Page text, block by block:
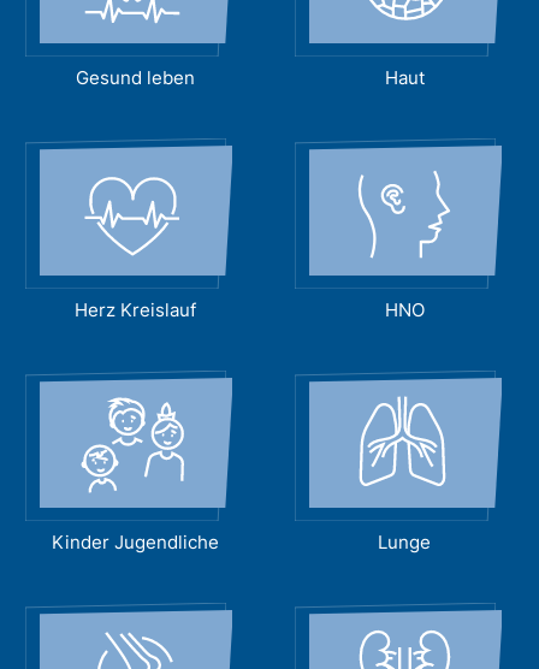
Gesund leben Haut
Herz Kreislauf HNO
Kinder Jugendliche Lunge